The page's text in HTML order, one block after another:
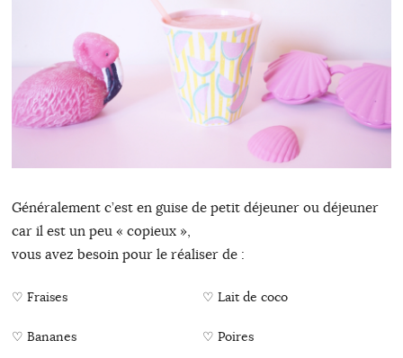
Généralement c’est en guise de petit déjeuner ou déjeuner
car il est un peu « copieux »,
vous avez besoin pour le réaliser de :
♡ Fraises ♡ Lait de coco
♡ Bananes ♡ Poires